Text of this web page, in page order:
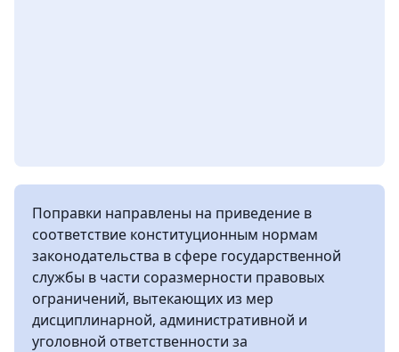
Поправки направлены на приведение в
соответствие конституционным нормам
законодательства в сфере государственной
службы в части соразмерности правовых
ограничений, вытекающих из мер
дисциплинарной, административной и
уголовной ответственности за